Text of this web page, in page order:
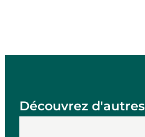
Découvrez